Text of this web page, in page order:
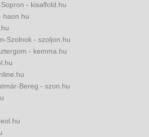
- kisalfold.hu
haon.hu
Szolnok - szoljon.hu
- kemma.hu
Bereg - szon.hu